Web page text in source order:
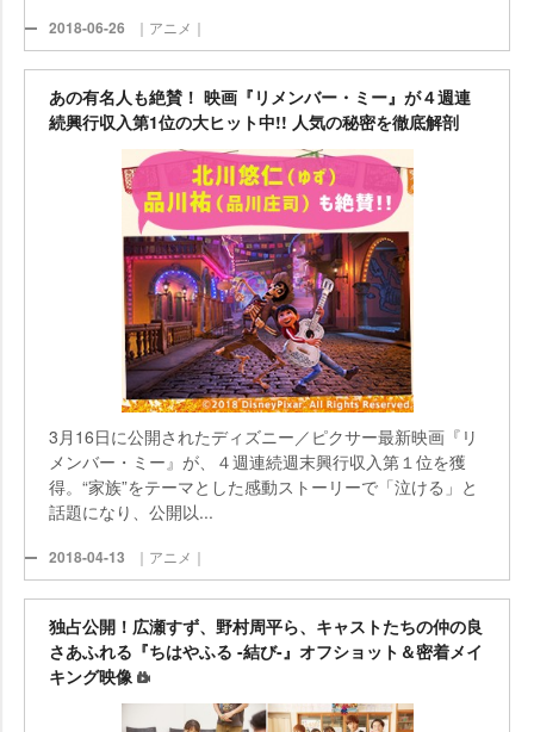
2018-06-26 ｜アニメ｜
あの有名人も絶賛！ 映画『リメンバー・ミー』が４週連
続興行収入第1位の大ヒット中!! 人気の秘密を徹底解剖
3月16日に公開されたディズニー／ピクサー最新映画『リ
メンバー・ミー』が、４週連続週末興行収入第１位を獲
得。“家族”をテーマとした感動ストーリーで「泣ける」と
話題になり、公開以...
2018-04-13 ｜アニメ｜
独占公開！広瀬すず、野村周平ら、キャストたちの仲の良
さあふれる『ちはやふる -結び-』オフショット＆密着メイ
キング映像